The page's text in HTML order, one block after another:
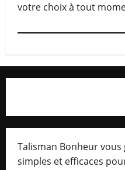
votre choix à tout
Talisman Bonheur
simples et efficaces